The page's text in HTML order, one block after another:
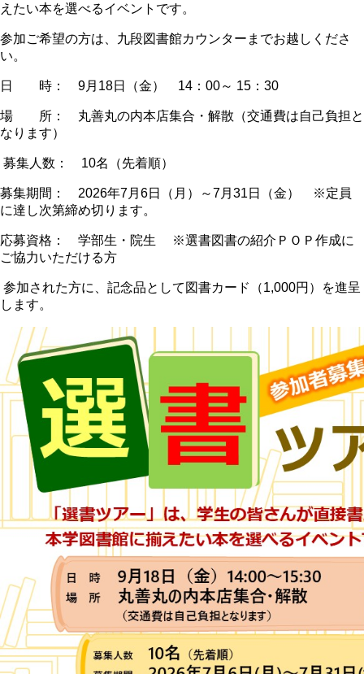
えたい本を選べるイベントです。
参加ご希望の方は、九段図書館カウンターまでお越しくださ
い。
日 時： 9月18日（金） 14：00～ 15：30
場 所： 丸善丸の内本店集合・解散（交通費は自己負担と
なります）
募集人数： 10名（先着順）
募集期間： 2026年7月6日（月）～7月31日（金） ※定員
に達し次第締め切ります。
応募資格： 学部生・院生 ※選書図書の紹介ＰＯＰ作成に
ご協力いただける方
参加された方に、記念品として図書カード（1,000円）を進呈
します。